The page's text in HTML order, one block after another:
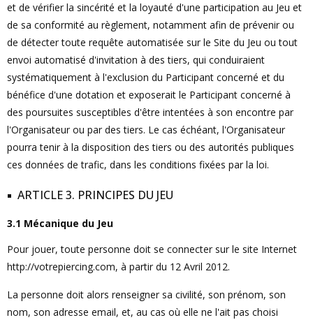
et de vérifier la sincérité et la loyauté d'une participation au Jeu et
de sa conformité au règlement, notamment afin de prévenir ou
de détecter toute requête automatisée sur le Site du Jeu ou tout
envoi automatisé d'invitation à des tiers, qui conduiraient
systématiquement à l'exclusion du Participant concerné et du
bénéfice d'une dotation et exposerait le Participant concerné à
des poursuites susceptibles d'être intentées à son encontre par
l'Organisateur ou par des tiers. Le cas échéant, l'Organisateur
pourra tenir à la disposition des tiers ou des autorités publiques
ces données de trafic, dans les conditions fixées par la loi.
ARTICLE 3. PRINCIPES DU JEU
3.1 Mécanique du Jeu
Pour jouer, toute personne doit se connecter sur le site Internet
http://votrepiercing.com, à partir du 12 Avril 2012.
La personne doit alors renseigner sa civilité, son prénom, son
nom, son adresse email, et, au cas où elle ne l'ait pas choisi